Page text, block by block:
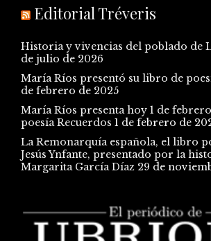
Editorial Tréveris
Historia y vivencias del poblado de
de julio de 2026
María Ríos presentó su libro de
de febrero de 2025
María Ríos presenta hoy 1 de
poesía Recuerdos 1 de febrero de
La Remonarquía española, el libro
Jesús Ynfante, presentado por la
Margarita García Díaz 29 de